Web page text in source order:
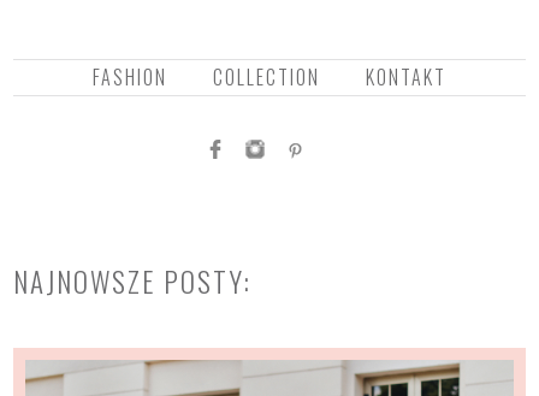
FASHION COLLECTION KONTAKT
NAJNOWSZE POSTY: